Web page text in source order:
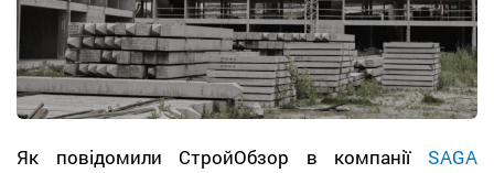
Як повідомили СтройОбзор в компанії SAGA